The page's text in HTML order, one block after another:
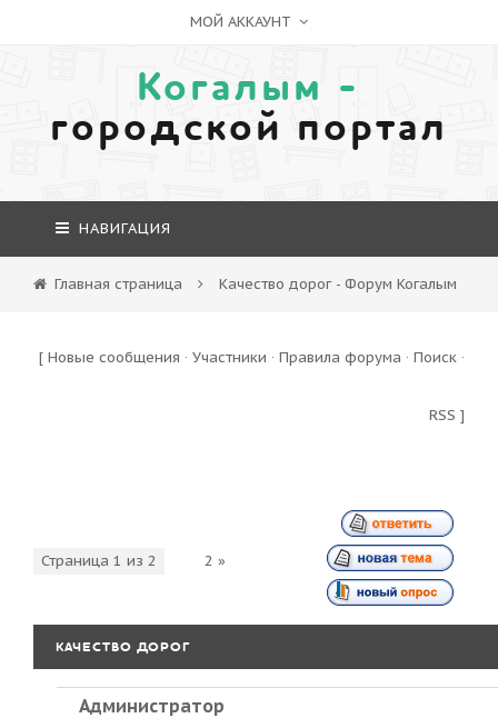
МОЙ АККАУНТ
Когалым -
городской портал
НАВИГАЦИЯ
Главная страница Качество дорог - Форум Когалым
[ Новые сообщения · Участники · Правила форума · Поиск ·
RSS ]
Страница 1 из 2 2 »
КАЧЕСТВО ДОРОГ
Администратор